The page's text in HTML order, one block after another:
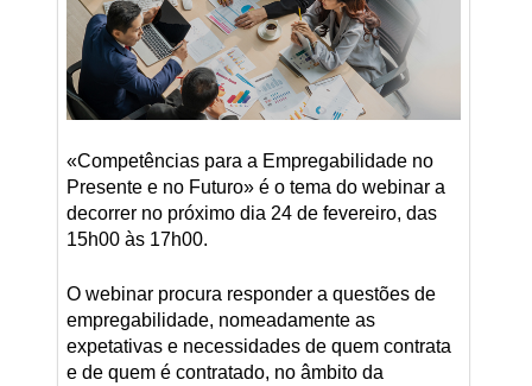
«Competências para a Empregabilidade no
Presente e no Futuro» é o tema do webinar a
decorrer no próximo dia 24 de fevereiro, das
15h00 às 17h00.
O webinar procura responder a questões de
empregabilidade, nomeadamente as
expetativas e necessidades de quem contrata
e de quem é contratado, no âmbito da